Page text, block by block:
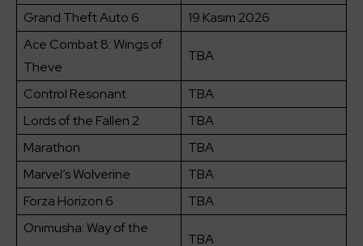
Grand Theft Auto 6
19 Kasım 2026
Ace Combat 8: Wings of
Theve
TBA
Control Resonant
TBA
Lords of the Fallen 2
TBA
Marathon
TBA
Marvel’s Wolverine
TBA
Forza Horizon 6
TBA
Onimusha: Way of the
TBA